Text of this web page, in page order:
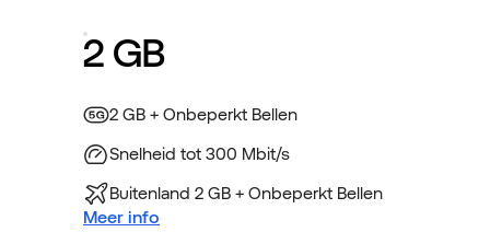
2 GB
2 GB + Onbeperkt Bellen
Snelheid tot 300 Mbit/s
Buitenland 2 GB + Onbeperkt Bellen
Meer info